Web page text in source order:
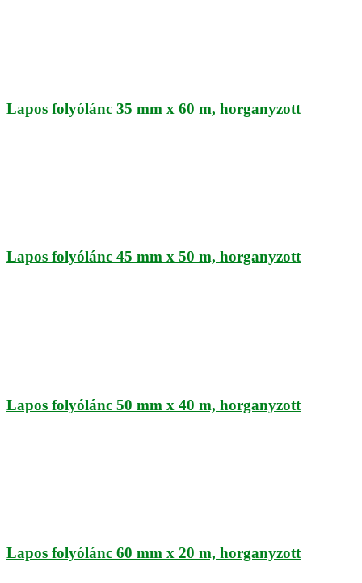
Lapos folyólánc 35 mm x 60 m, horganyzott
Lapos folyólánc 45 mm x 50 m, horganyzott
Lapos folyólánc 50 mm x 40 m, horganyzott
Lapos folyólánc 60 mm x 20 m, horganyzott